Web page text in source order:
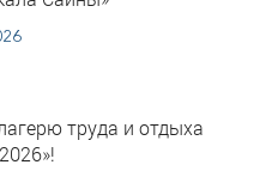
труда и отдыха